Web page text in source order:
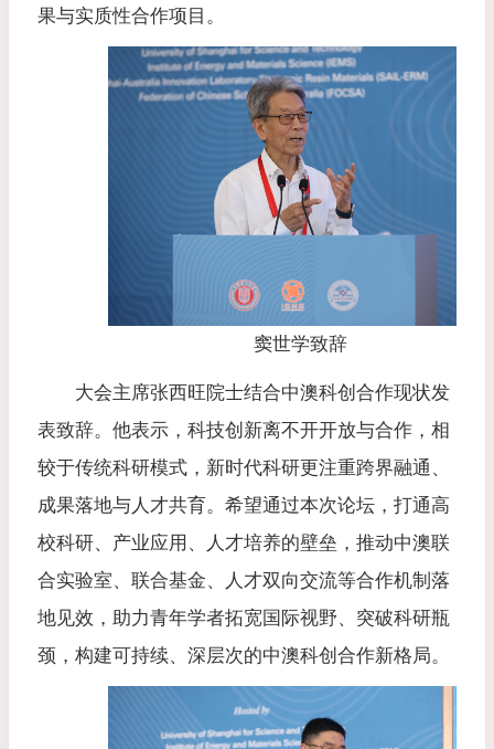
果与实质性合作项目。
窦世学致辞
大会主席张西旺院士结合中澳科创合作现状发
表致辞。他表示，科技创新离不开开放与合作，相
较于传统科研模式，新时代科研更注重跨界融通、
成果落地与人才共育。希望通过本次论坛，打通高
校科研、产业应用、人才培养的壁垒，推动中澳联
合实验室、联合基金、人才双向交流等合作机制落
地见效，助力青年学者拓宽国际视野、突破科研瓶
颈，构建可持续、深层次的中澳科创合作新格局。